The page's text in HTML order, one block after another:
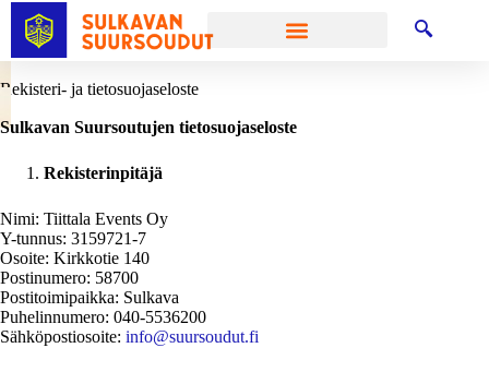
Rekisteri- ja tietosuojaseloste
Sulkavan Suursoutujen tietosuojaseloste
Rekisterinpitäjä
Nimi: Tiittala Events Oy
Y-tunnus: 3159721-7
Osoite: Kirkkotie 140
Postinumero: 58700
Postitoimipaikka: Sulkava
Puhelinnumero: 040-5536200
Sähköpostiosoite: info@suursoudut.fi